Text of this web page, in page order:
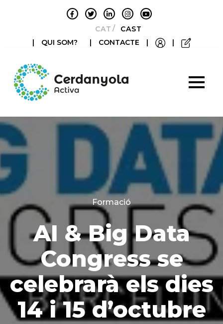
CATALÀCASTELLANO
|
QUI SOM? | CONTACTE | |
Categories
Formació
AI & Big Data
Congress se
celebrarà els dies
14 i 15 d’octubre